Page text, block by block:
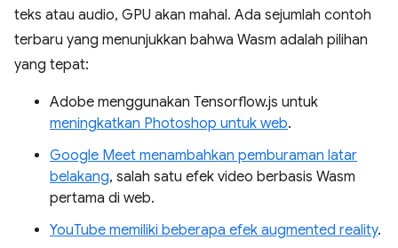
teks atau audio, GPU akan mahal. Ada sejumlah contoh
terbaru yang menunjukkan bahwa Wasm adalah pilihan
yang tepat:
Adobe menggunakan Tensorflow.js untuk
meningkatkan Photoshop untuk web.
Google Meet menambahkan pemburaman latar
belakang, salah satu efek video berbasis Wasm
pertama di web.
YouTube memiliki beberapa efek augmented reality.